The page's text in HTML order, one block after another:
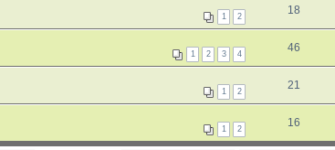
1 2 18
1 2 3 4 46
1 2 21
1 2 16